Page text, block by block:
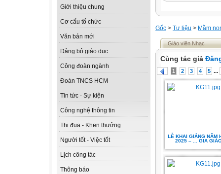
Giới thiệu chung
Cơ cấu tổ chức
Văn bản mới
Đảng bộ giáo dục
Công đoàn ngành
Đoàn TNCS HCM
Tin tức - Sự kiện
Công nghệ thông tin
Thi đua - Khen thưởng
Người tốt - Việc tốt
Lịch công tác
Thông báo
Gốc > Tư liệu > Mầm
Giáo viên Nhạc
Cùng tác giả
1 2 3 4 5 ...
LỄ KHAI GIẢNG NĂM
2025 – ... GIA